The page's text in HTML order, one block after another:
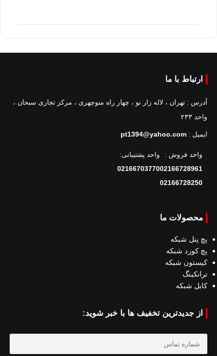
ارتباط با ما
آدرس : تهران ، لاله زار نو ، چهار راه منوچهری ، مرکز تجاری سبحان ،
واحد ۲۳۳
ایمیل : pt1394@yahoo.com
واحد فروش :
02166728961
02166728250
واحد پشتیبانی:
02166703770
محصولات ما
پچ پنل شبکه
پچ کورد شبکه
کیستون شبکه
ترانکینگ
کابل شبکه
از جدیدترین تخفیف ها با خبر شوید: